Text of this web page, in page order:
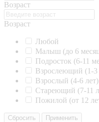
Возраст
Возраст
Любой
Малыш (до 6
Подросток (6-11
Взрослеющий (1-3
Взрослый (4-6 лет)
Стареющий (7-11
Пожилой (от 12
Сбросить Применить